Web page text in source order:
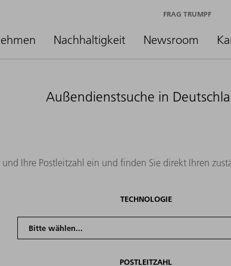
Nachhaltigkeit Newsroom
FRAG TRUMPF
Außendienstsuche in
Ihre Postleitzahl ein und finden Sie direkt Ihren
TECHNOLOGIE
POSTLEITZAHL